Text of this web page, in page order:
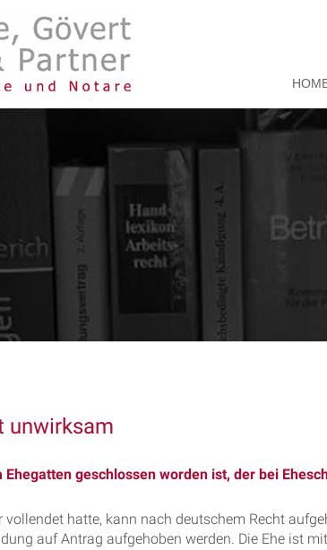
unwirksam
geschlossen worden ist, der bei
hatte, kann nach deutschem Recht
auf Antrag aufgehoben werden. Die Ehe ist